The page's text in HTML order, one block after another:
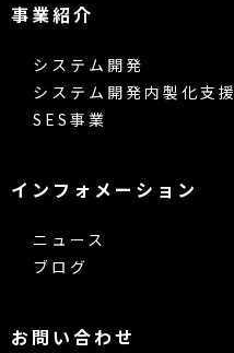
事業紹介
システム開発
システム開発内製化支援
SES事業
インフォメーション
ニュース
ブログ
お問い合わせ